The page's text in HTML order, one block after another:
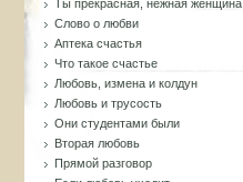
Ты прекрасная, нежная женщина
Слово о любви
Аптека счастья
Что такое счастье
Любовь, измена и колдун
Любовь и трусость
Они студентами были
Вторая любовь
Прямой разговор